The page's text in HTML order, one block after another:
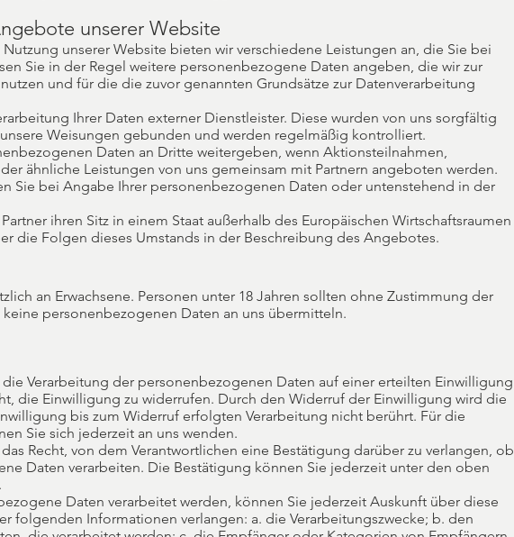
unserer Website
unserer Website bieten wir verschiedene Leistungen an, die Sie bei
Sie in der Regel weitere personenbezogene Daten angeben, die wir zur
und für die die zuvor genannten Grundsätze zur Datenverarbeitung
Ihrer Daten externer Dienstleister. Diese wurden von uns sorgfältig
Weisungen gebunden und werden regelmäßig kontrolliert.
Daten an Dritte weitergeben, wenn Aktionsteilnahmen,
ähnliche Leistungen von uns gemeinsam mit Partnern angeboten werden.
Sie bei Angabe Ihrer personenbezogenen Daten oder untenstehend in der
ihren Sitz in einem Staat außerhalb des Europäischen Wirtschaftsraumen
die Folgen dieses Umstands in der Beschreibung des Angebotes.
an Erwachsene. Personen unter 18 Jahren sollten ohne Zustimmung der
personenbezogenen Daten an uns übermitteln.
Verarbeitung der personenbezogenen Daten auf einer erteilten Einwilligung
die Einwilligung zu widerrufen. Durch den Widerruf der Einwilligung wird die
bis zum Widerruf erfolgten Verarbeitung nicht berührt. Für die
Sie sich jederzeit an uns wenden.
Recht, von dem Verantwortlichen eine Bestätigung darüber zu verlangen, ob
Daten verarbeiten. Die Bestätigung können Sie jederzeit unter den oben
Daten verarbeitet werden, können Sie jederzeit Auskunft über diese
folgenden Informationen verlangen: a. die Verarbeitungszwecke; b. den